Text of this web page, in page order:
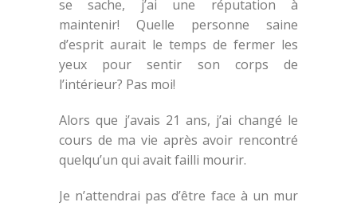
se sache, j’ai une réputation à
maintenir! Quelle personne saine
d’esprit aurait le temps de fermer les
yeux pour sentir son corps de
l’intérieur? Pas moi!
Alors que j’avais 21 ans, j’ai changé le
cours de ma vie après avoir rencontré
quelqu’un qui avait failli mourir.
Je n’attendrai pas d’être face à un mur